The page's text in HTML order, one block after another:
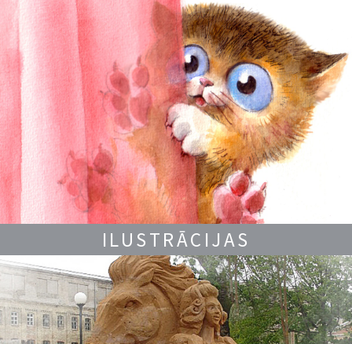
ILUSTRĀCIJAS